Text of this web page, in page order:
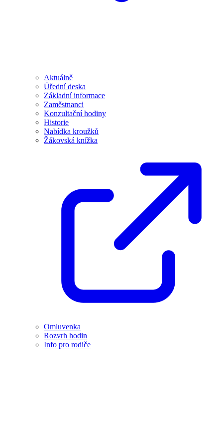
Aktuálně
Úřední deska
Základní informace
Zaměstnanci
Konzultační hodiny
Historie
Nabídka kroužků
Žákovská knížka
Omluvenka
Rozvrh hodin
Info pro rodiče